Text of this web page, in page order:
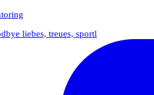
liebes, treues, sportl